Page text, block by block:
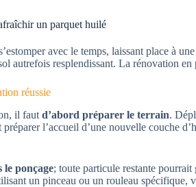
un parquet huilé
avec le temps, laissant place à
autrefois resplendissant. La rénovation
réussie
il faut d’abord préparer le terrain.
l’accueil d’une nouvelle couche
le ponçage; toute particule restante
un pinceau ou un rouleau spécifique,